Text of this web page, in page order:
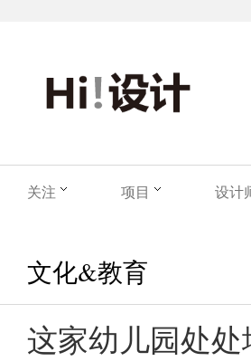
关注 项目 设计
文化&教育
这家幼儿园处